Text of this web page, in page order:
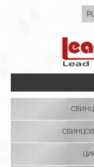
pl